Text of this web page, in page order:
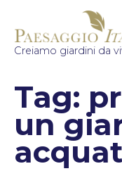
Creiamo giardini da
Tag:
un